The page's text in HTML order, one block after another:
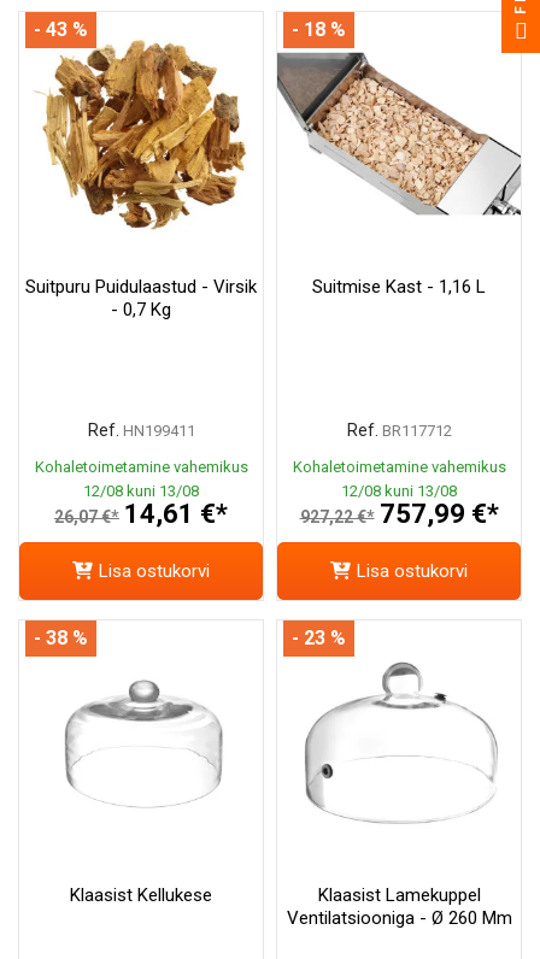
Suitpuru Puidulaastud - Virsik
- 0,7 Kg
Ref. HN199411
Kohaletoimetamine vahemikus
12/08 kuni 13/08
26,07 €* 14,61 €*
- 43 %
Lisa ostukorvi
Suitmise Kast - 1,16 L
Ref. BR117712
Kohaletoimetamine vahemikus
12/08 kuni 13/08
927,22 €* 757,99 €*
- 18 %
Lisa ostukorvi
Klaasist Kellukese
- 38 %
Klaasist Lamekuppel
Ventilatsiooniga - Ø 260 Mm
- 23 %